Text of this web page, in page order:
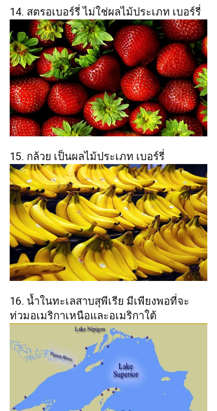
14. สตรอเบอร์รี่ ไม่ใช่ผลไม้ประเภท เบอร์รี่
15. กล้วย เป็นผลไม้ประเภท เบอร์รี่
16. น้ำในทะเลสาบสุพีเรีย มีเพียงพอที่จะ
ท่วมอเมริกาเหนือและอเมริกาใต้